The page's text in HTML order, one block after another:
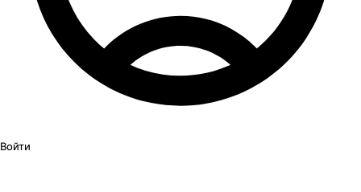
Войти